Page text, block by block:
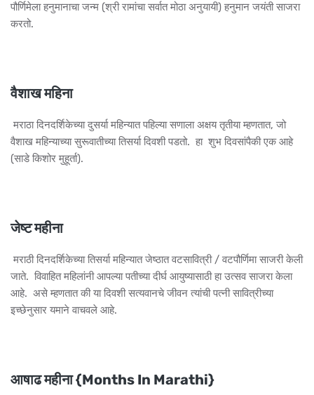
पौर्णिमेला हनुमानाचा जन्म (श्री रामांचा सर्वात मोठा अनुयायी) हनुमान जयंती साजरा
करतो.
वैशाख महिना
मराठा दिनदर्शिकेच्या दुसर्या महिन्यात पहिल्या सणाला अक्षय तृतीया म्हणतात, जो
वैशाख महिन्याच्या सुरूवातीच्या तिसर्या दिवशी पडतो. हा शुभ दिवसांपैकी एक आहे
(साडे किशोर मुहूर्ता).
जेष्ट महीना
मराठी दिनदर्शिकेच्या तिसर्या महिन्यात जेष्ठात वटसावित्री / वटपौर्णिमा साजरी केली
जाते. विवाहित महिलांनी आपल्या पतीच्या दीर्घ आयुष्यासाठी हा उत्सव साजरा केला
आहे. असे म्हणतात की या दिवशी सत्यवानचे जीवन त्यांची पत्नी सावित्रीच्या
इच्छेनुसार यमाने वाचवले आहे.
आषाढ महीना {Months In Marathi}